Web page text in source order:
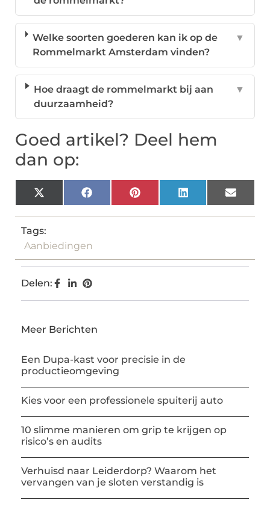
Welke soorten goederen kan ik op de
Rommelmarkt Amsterdam vinden?
▼
Hoe draagt de rommelmarkt bij aan
duurzaamheid?
▼
Goed artikel? Deel hem
dan op:
X
(Twitter)
FacebookPinterestLinkedIn Email
Tags:
Aanbiedingen
Delen:
Meer Berichten
Een Dupa-kast voor precisie in de
productieomgeving
Kies voor een professionele spuiterij auto
10 slimme manieren om grip te krijgen op
risico’s en audits
Verhuisd naar Leiderdorp? Waarom het
vervangen van je sloten verstandig is